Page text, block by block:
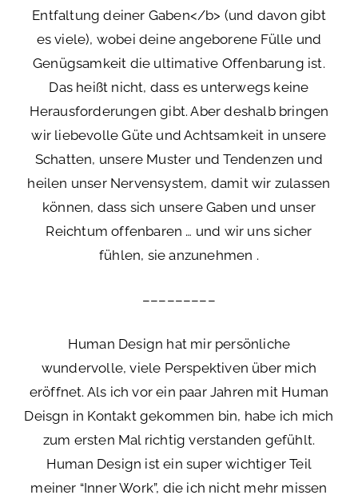
Entfaltung deiner Gaben</b> (und davon gibt
es viele), wobei deine angeborene Fülle und
Genügsamkeit die ultimative Offenbarung ist.
Das heißt nicht, dass es unterwegs keine
Herausforderungen gibt. Aber deshalb bringen
wir liebevolle Güte und Achtsamkeit in unsere
Schatten, unsere Muster und Tendenzen und
heilen unser Nervensystem, damit wir zulassen
können, dass sich unsere Gaben und unser
Reichtum offenbaren … und wir uns sicher
fühlen, sie anzunehmen .
–––––––––
Human Design hat mir persönliche
wundervolle, viele Perspektiven über mich
eröffnet. Als ich vor ein paar Jahren mit Human
Deisgn in Kontakt gekommen bin, habe ich mich
zum ersten Mal richtig verstanden gefühlt.
Human Design ist ein super wichtiger Teil
meiner “Inner Work”, die ich nicht mehr missen